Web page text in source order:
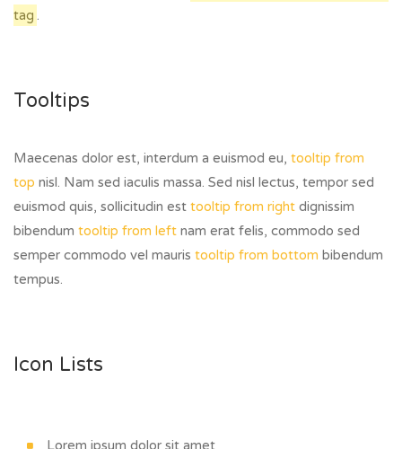
tag .
Tooltips
Maecenas dolor est, interdum a euismod eu, tooltip from
top nisl. Nam sed iaculis massa. Sed nisl lectus, tempor sed
euismod quis, sollicitudin est tooltip from right dignissim
bibendum tooltip from left nam erat felis, commodo sed
semper commodo vel mauris tooltip from bottom bibendum
tempus.
Icon Lists
Lorem ipsum dolor sit amet